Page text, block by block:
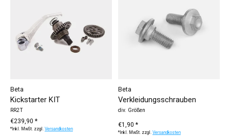
Beta
Kickstarter KIT
RR2T
€239,90 *
*Inkl. MwSt. zzgl.Versandkosten
Beta
Verkleidungsschrauben
div. Größen
€1,90 *
*Inkl. MwSt. zzgl.Versandkosten